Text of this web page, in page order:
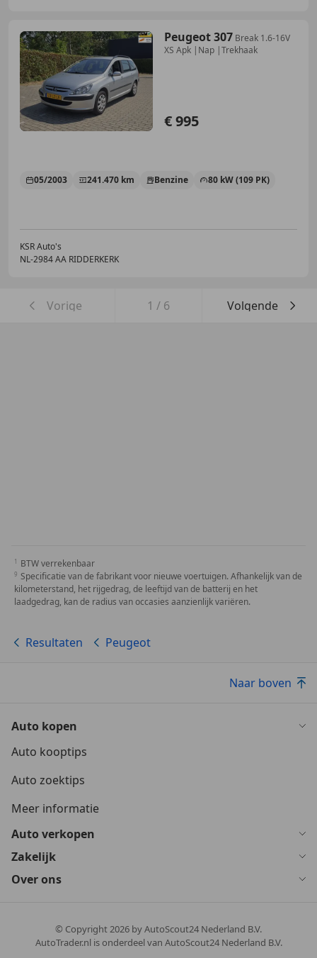
Peugeot 307 Break 1.6-16V
XS Apk |Nap |Trekhaak
€ 995
05/2003 241.470 km Benzine 80 kW (109 PK)
KSR Auto's
NL-2984 AA RIDDERKERK
Vorige 1 / 6 Volgende
BTW verrekenbaar
Specificatie van de fabrikant voor nieuwe voertuigen. Afhankelijk van de
kilometerstand, het rijgedrag, de leeftijd van de batterij en het
laadgedrag, kan de radius van occasies aanzienlijk variëren.
Resultaten Peugeot
Naar boven
Auto kopen
Auto kooptips
Auto zoektips
Meer informatie
Auto verkopen
Zakelijk
Over ons
© Copyright2026 by AutoScout24 Nederland B.V.
AutoTrader.nl is onderdeel van AutoScout24 Nederland B.V.